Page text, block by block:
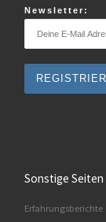
Newsletter:
Sonstige Seiten
Erfahrungsberichte